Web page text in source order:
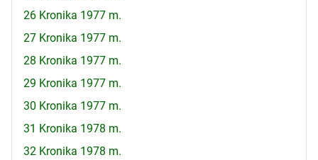
26 Kronika 1977 m.
27 Kronika 1977 m.
28 Kronika 1977 m.
29 Kronika 1977 m.
30 Kronika 1977 m.
31 Kronika 1978 m.
32 Kronika 1978 m.